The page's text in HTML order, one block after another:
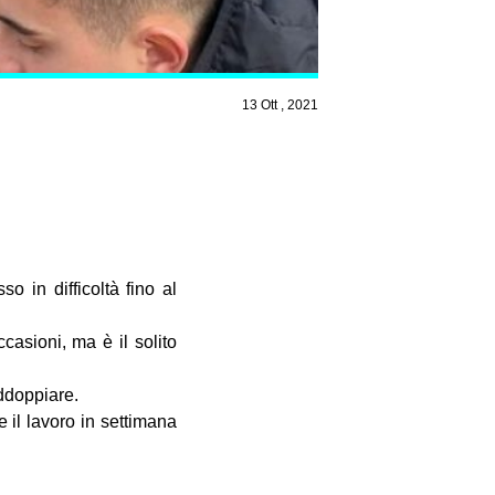
13 Ott , 2021
in difficoltà fino al
ma è il solito
il lavoro in settimana